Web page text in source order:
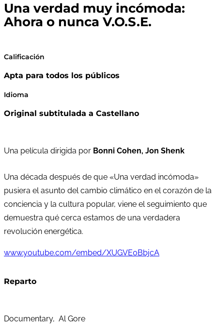
Una verdad muy incómoda:
Ahora o nunca V.O.S.E.
Calificación
Apta para todos los públicos
Idioma
Original subtitulada a Castellano
Una película dirigida por Bonni Cohen, Jon Shenk
Una década después de que «Una verdad incómoda»
pusiera el asunto del cambio climático en el corazón de la
conciencia y la cultura popular, viene el seguimiento que
demuestra qué cerca estamos de una verdadera
revolución energética.
www.youtube.com/embed/XUGVE0BbjcA
Reparto
Documentary, Al Gore